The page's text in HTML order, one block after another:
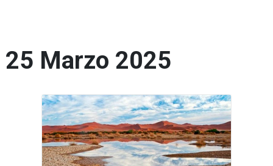
25 Marzo 2025
Columna
de
opinión:
Agua,